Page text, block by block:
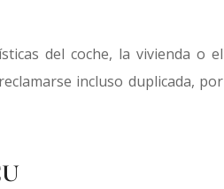
del coche, la vivienda o el
incluso duplicada, por